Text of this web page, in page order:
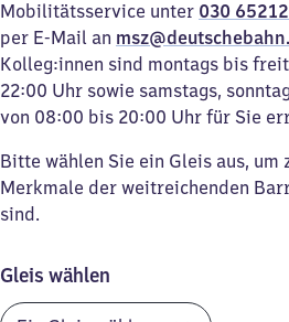
Mobilitätsservice unter 030
per E-Mail an
Kolleg:innen sind montags bis
22:00 Uhr sowie samstags,
von 08:00 bis 20:00 Uhr für Sie
Bitte wählen Sie ein Gleis aus, um
Merkmale der weitreichenden
sind.
Gleis wählen